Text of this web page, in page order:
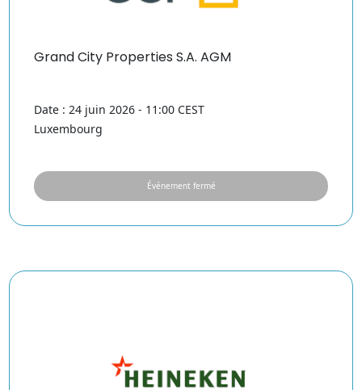
Grand City Properties S.A. AGM
Date : 24 juin 2026 - 11:00 CEST
Luxembourg
Événement fermé